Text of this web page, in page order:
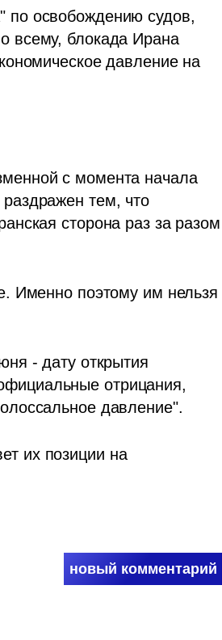
по освобождению судов,
всему, блокада Ирана
давление на
с момента начала
тем, что
сторона раз за разом
Именно поэтому им нельзя
- дату открытия
отрицания,
давление".
их позиции на
новый комментарий